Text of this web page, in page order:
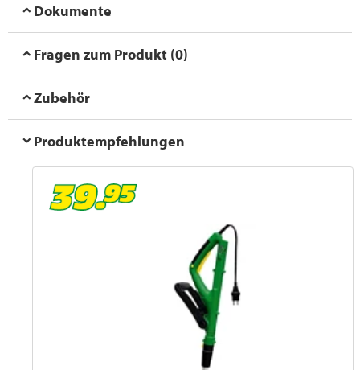
Dokumente
Fragen zum Produkt (0)
Zubehör
Produktempfehlungen